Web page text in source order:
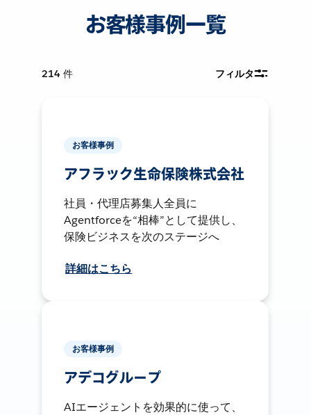
お客様事例一覧
214 件 フィルタ
お客様事例
アフラック生命保険株式会社
社員・代理店募集人全員に
Agentforceを“相棒”として提供し、
保険ビジネスを次のステージへ
詳細はこちら
お客様事例
アデコグループ
AIエージェントを効果的に使って、